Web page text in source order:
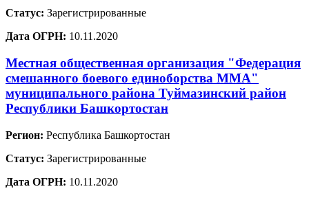
Статус: Зарегистрированные
Дата ОГРН: 10.11.2020
Местная общественная организация "Федерация
смешанного боевого единоборства ММА"
муниципального района Туймазинский район
Республики Башкортостан
Регион: Республика Башкортостан
Статус: Зарегистрированные
Дата ОГРН: 10.11.2020